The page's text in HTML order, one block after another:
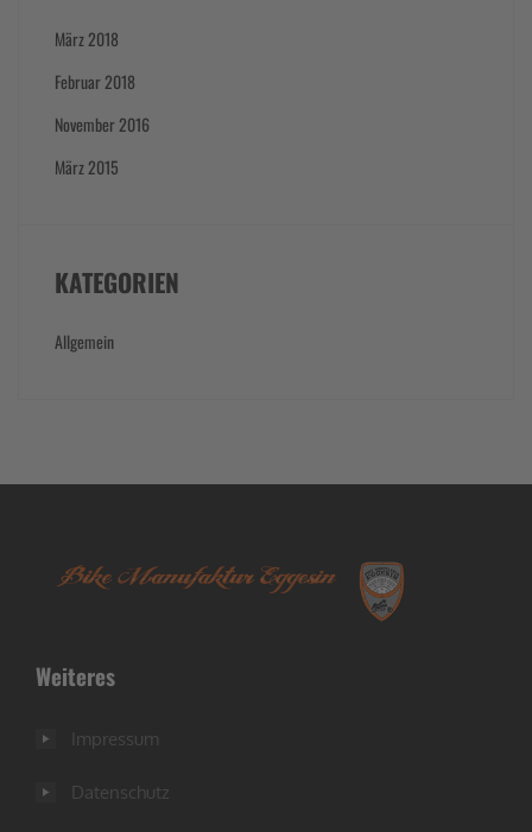
März 2018
Februar 2018
November 2016
März 2015
KATEGORIEN
Allgemein
Weiteres
Impressum
Datenschutz